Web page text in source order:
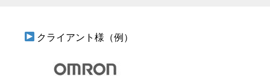
クライアント様（例）